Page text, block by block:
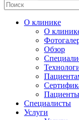
О клинике
О
Обзор
Специалисты
Услуги